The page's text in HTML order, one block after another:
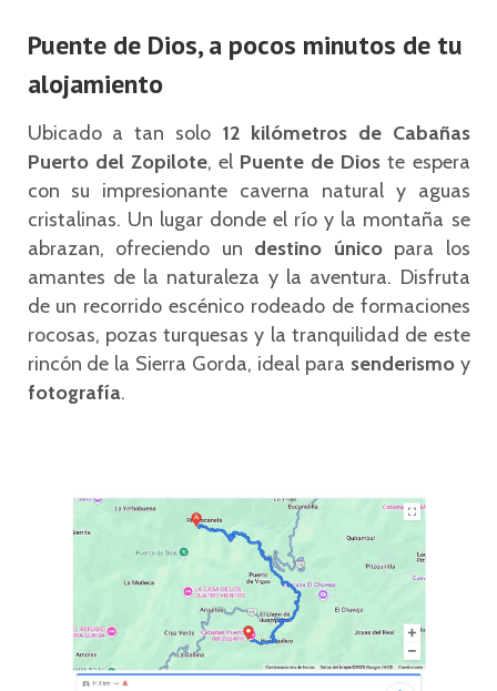
Puente de Dios, a pocos minutos de tu
alojamiento
Ubicado a tan solo 12 kilómetros de Cabañas
Puerto del Zopilote, el Puente de Dios te espera
con su impresionante caverna natural y aguas
cristalinas. Un lugar donde el río y la montaña se
abrazan, ofreciendo un destino únicopara los
amantes de la naturaleza y la aventura. Disfruta
de un recorrido escénico rodeado de formaciones
rocosas, pozas turquesas y la tranquilidad de este
rincón de la Sierra Gorda, ideal para senderismoy
fotografía.